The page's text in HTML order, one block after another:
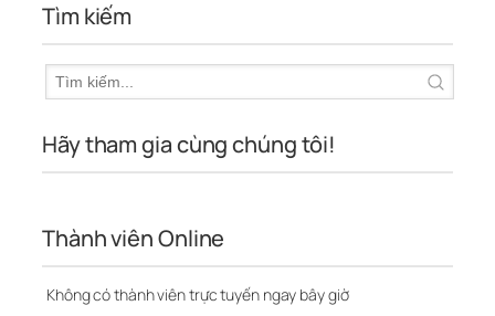
Tìm kiếm
Hãy tham gia cùng chúng tôi!
Thành viên Online
Không có thành viên trực tuyến ngay bây giờ